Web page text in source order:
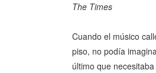
The Times
Cuando el músico
piso, no podía
último que